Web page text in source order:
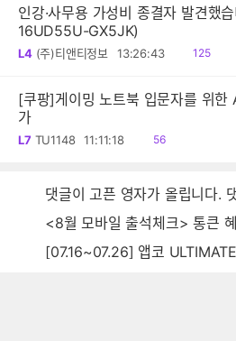
인강·사무용 가성비 종결자 발견했
16UD55U-GX5JK)
L4 (주)티앤티정보 13:26:43
읽
125
[쿠팡]게이밍 노트북 입문자를 위
가
L7 TU1148 11:11:18
읽
56
댓글이 고픈 영자가 올립니다.
<8월 모바일 출석체크> 통큰
[07.16~07.26] 앱코 ULTIMATE GX850